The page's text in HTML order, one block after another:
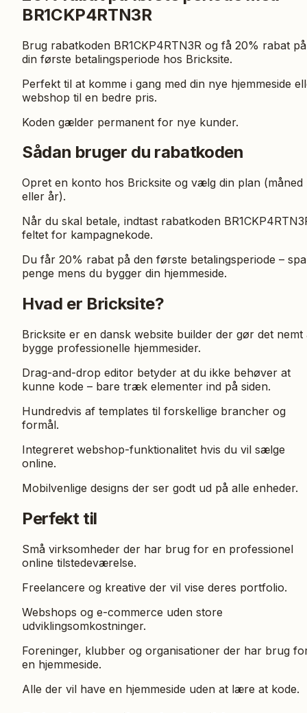
BR1CKP4RTN3R
Brug rabatkoden BR1CKP4RTN3R og få 20% rabat på
din første betalingsperiode hos Bricksite.
Perfekt til at komme i gang med din nye hjemmeside
webshop til en bedre pris.
Koden gælder permanent for nye kunder.
Sådan bruger du rabatkoden
Opret en konto hos Bricksite og vælg din plan (måned
eller år).
Når du skal betale, indtast rabatkoden
feltet for kampagnekode.
Du får 20% rabat på den første betalingsperiode –
penge mens du bygger din hjemmeside.
Hvad er Bricksite?
Bricksite er en dansk website builder der gør det nemt
bygge professionelle hjemmesider.
Drag-and-drop editor betyder at du ikke behøver at
kunne kode – bare træk elementer ind på siden.
Hundredvis af templates til forskellige brancher og
formål.
Integreret webshop-funktionalitet hvis du vil sælge
online.
Mobilvenlige designs der ser godt ud på alle enheder.
Perfekt til
Små virksomheder der har brug for en professionel
online tilstedeværelse.
Freelancere og kreative der vil vise deres portfolio.
Webshops og e-commerce uden store
udviklingsomkostninger.
Foreninger, klubber og organisationer der har brug
en hjemmeside.
Alle der vil have en hjemmeside uden at lære at kode.